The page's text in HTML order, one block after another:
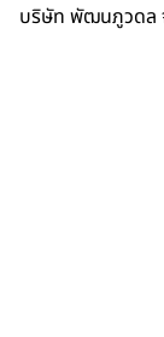
บริษัท พัฒนภูวดล